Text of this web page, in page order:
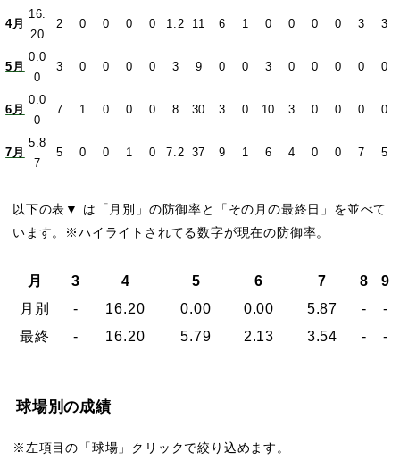
4月
16.
20
2 0 0 0 0 1.2 11 6 1 0 0 0 0 3 3
5月
0.0
0
3 0 0 0 0 3 9 0 0 3 0 0 0 0 0
6月
0.0
0
7 1 0 0 0 8 30 3 0 10 3 0 0 0 0
7月
5.8
7
5 0 0 1 0 7.2 37 9 1 6 4 0 0 7 5
以下の表▼ は「月別」の防御率と「その月の最終日」を並べて
います。※ハイライトされてる数字が現在の防御率。
月 3 4 5 6 7 8
9
月別
- 16.20 0.00 0.00 5.87 -
-
最終
- 16.20 5.79 2.13 3.54 - -
球場別の成績
※左項目の「球場」クリックで絞り込めます。